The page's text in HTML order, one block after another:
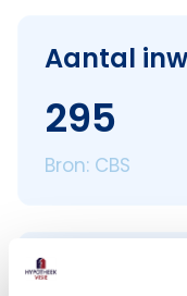
Aantal
295
Bron: CBS
Leeftijden